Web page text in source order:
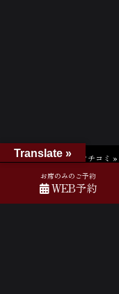
ホーム»GOOGLEクチコミ »
お席のみのご予約
WEB予約
Translate »